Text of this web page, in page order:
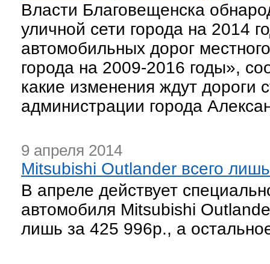
Власти Благовещенска
уличной сети города на 2014
автомобильных дорог
города на 2009-2016 годы»,
какие изменения ждут дороги
администрации города
9 апреля 2014
Mitsubishi Outlander всего
В апреле действует
автомобиля Mitsubishi
лишь за 425 996р., а